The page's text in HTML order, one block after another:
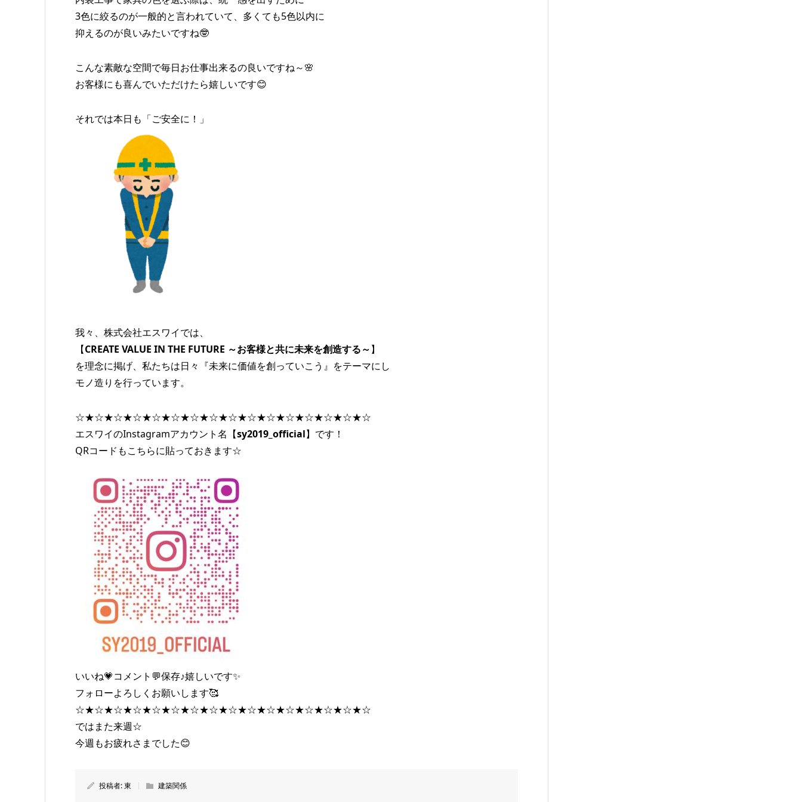
3色に絞るのが一般的と言われていて、多くても5色以内に
抑えるのが良いみたいですね🤓
こんな素敵な空間で毎日お仕事出来るの良いですね～🌸
お客様にも喜んでいただけたら嬉しいです😊
それでは本日も「ご安全に！」
我々、株式会社エスワイでは、
【CREATE VALUE IN THE FUTURE ～お客様と共に未来を創造する～】
を理念に掲げ、私たちは日々『未来に価値を創っていこう』をテーマにし
モノ造りを行っています。
☆★☆★☆★☆★☆★☆★☆★☆★☆★☆★☆★☆★☆★☆★☆★☆
エスワイのInstagramアカウント名【sy2019_official】です！
QRコードもこちらに貼っておきます☆
いいね💗コメント💬保存♪嬉しいです✨
フォローよろしくお願いします🥰
☆★☆★☆★☆★☆★☆★☆★☆★☆★☆★☆★☆★☆★☆★☆★☆
ではまた来週☆
今週もお疲れさまでした😊
投稿者:東 建築関係